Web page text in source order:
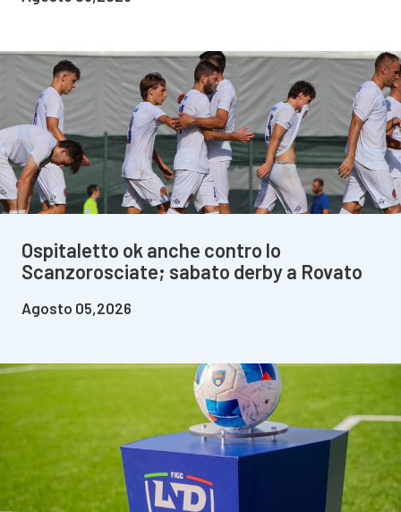
Ospitaletto ok anche contro lo
Scanzorosciate; sabato derby a Rovato
Agosto 05,2026